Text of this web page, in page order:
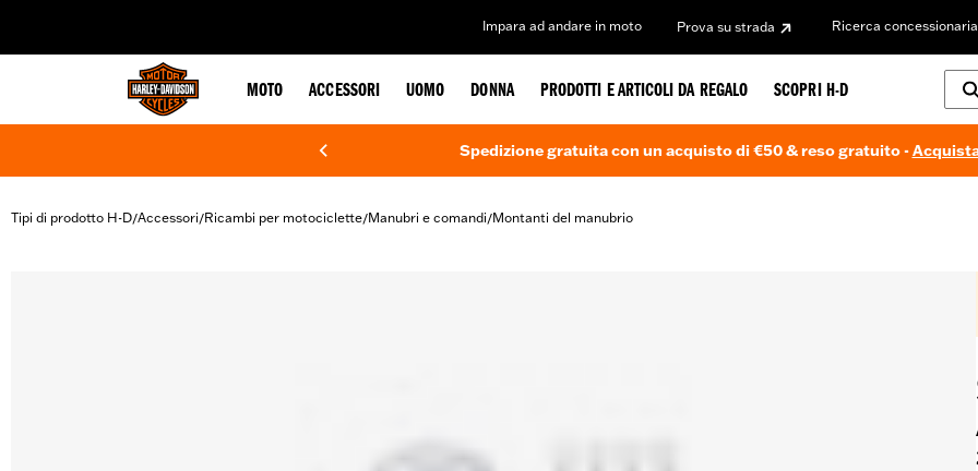
Impara ad andare in moto Prova su strada Ricerca concessionaria
MOTO ACCESSORI UOMO DONNA PRODOTTI E ARTICOLI DA REGALO SCOPRI H-D
Spedizione gratuita con un acquisto di €50 & reso gratuito -
Tipi di prodotto H-D/Accessori/Ricambi per motociclette/Manubri e comandi/Montanti del manubrio